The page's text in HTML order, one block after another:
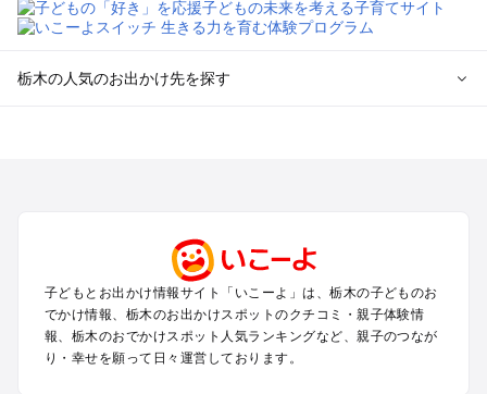
栃木の人気のお出かけ先を探す
小山・栃木・鹿沼周辺のプールお出かけ
熊谷・太田・足利・古河のプールお出かけ
塩原・矢板・大田原・西那須野のプールお出かけ
鬼怒川・川治・湯西川・川俣のプールお出かけ
真岡・益子・茂木・馬頭のプールお出かけ
子どもとお出かけ情報サイト「いこーよ」は、栃木の子どものお
でかけ情報、栃木のお出かけスポットのクチコミ・親子体験情
報、栃木のおでかけスポット人気ランキングなど、親子のつなが
り・幸せを願って日々運営しております。